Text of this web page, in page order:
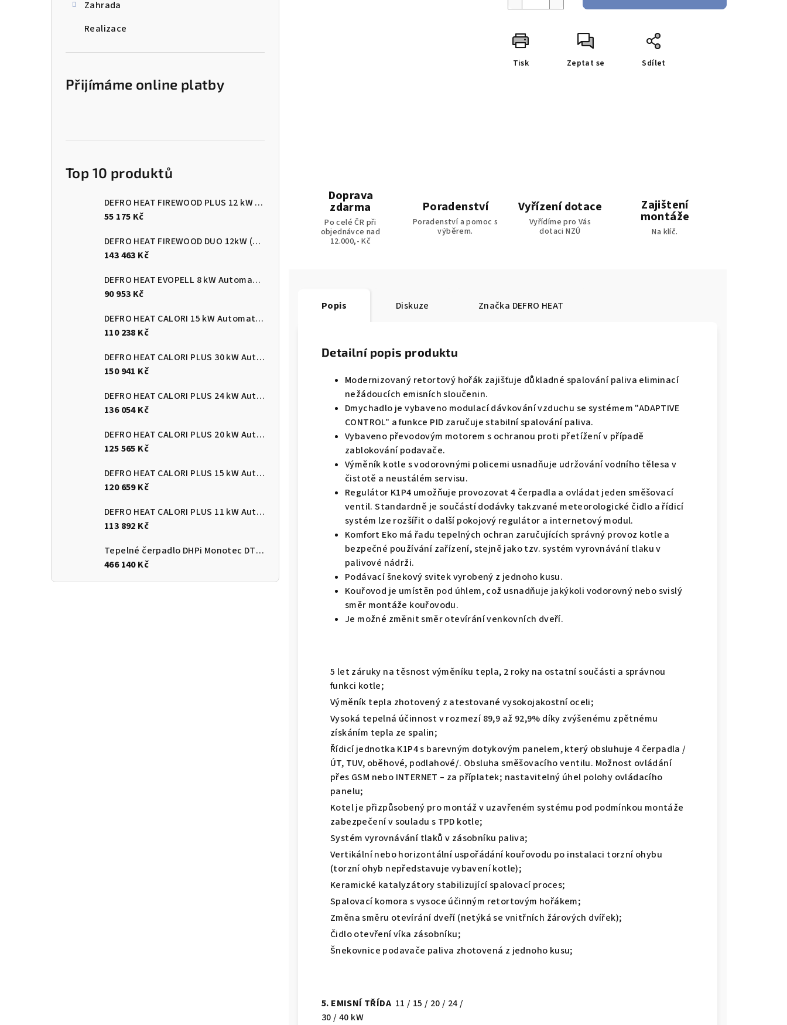
Zahrada
Realizace
Přijímáme online platby
Top 10 produktů
DEFRO HEAT FIREWOOD PLUS 12 kW Kotel na dřevo s ručním přikládáním
55 175 Kč
DEFRO HEAT FIREWOOD DUO 12kW (pelety/dřevo)
143 463 Kč
DEFRO HEAT EVOPELL 8 kW Automatický kotel na pelety
90 953 Kč
DEFRO HEAT CALORI 15 kW Automatický kotel na pelety
110 238 Kč
DEFRO HEAT CALORI PLUS 30 kW Automatický kotel na pelety
150 941 Kč
DEFRO HEAT CALORI PLUS 24 kW Automatický kotel na pelety
136 054 Kč
DEFRO HEAT CALORI PLUS 20 kW Automatický kotel na pelety
125 565 Kč
DEFRO HEAT CALORI PLUS 15 kW Automatický kotel na pelety
120 659 Kč
DEFRO HEAT CALORI PLUS 11 kW Automatický kotel na pelety
113 892 Kč
Tepelné čerpadlo DHPi Monotec DTi 200 12kW
466 140 Kč
Tisk Zeptat se Sdílet
Doprava
zdarma
Po celé ČR při
objednávce nad
12.000,- Kč
Poradenství
Poradenství a pomoc s
výběrem.
Vyřízení dotace
Vyřídíme pro Vás
dotaci NZÚ
Zajištení
montáže
Na klíč.
Popis Diskuze Značka DEFRO HEAT
Detailní popis produktu
Modernizovaný retortový hořák zajišťuje důkladné spalování paliva eliminací
nežádoucích emisních sloučenin.
Dmychadlo je vybaveno modulací dávkování vzduchu se systémem "ADAPTIVE
CONTROL" a funkce PID zaručuje stabilní spalování paliva.
Vybaveno převodovým motorem s ochranou proti přetížení v případě
zablokování podavače.
Výměník kotle s vodorovnými policemi usnadňuje udržování vodního tělesa v
čistotě a neustálém servisu.
Regulátor K1P4 umožňuje provozovat 4 čerpadla a ovládat jeden směšovací
ventil. Standardně je součástí dodávky takzvané meteorologické čidlo a řídicí
systém lze rozšířit o další pokojový regulátor a internetový modul.
Komfort Eko má řadu tepelných ochran zaručujících správný provoz kotle a
bezpečné používání zařízení, stejně jako tzv. systém vyrovnávání tlaku v
palivové nádrži.
Podávací šnekový svitek vyrobený z jednoho kusu.
Kouřovod je umístěn pod úhlem, což usnadňuje jakýkoli vodorovný nebo svislý
směr montáže kouřovodu.
Je možné změnit směr otevírání venkovních dveří.
5 let záruky na těsnost výměníku tepla, 2 roky na ostatní součásti a správnou
funkci kotle;
Výměník tepla zhotovený z atestované vysokojakostní oceli;
Vysoká tepelná účinnost v rozmezí 89,9 až 92,9% díky zvýšenému zpětnému
získáním tepla ze spalin;
Řídicí jednotka K1P4 s barevným dotykovým panelem, který obsluhuje 4 čerpadla /
ÚT, TUV, oběhové, podlahové/. Obsluha směšovacího ventilu. Možnost ovládání
přes GSM nebo INTERNET – za příplatek; nastavitelný úhel polohy ovládacího
panelu;
Kotel je přizpůsobený pro montáž v uzavřeném systému pod podmínkou montáže
zabezpečení v souladu s TPD kotle;
Systém vyrovnávání tlaků v zásobníku paliva;
Vertikální nebo horizontální uspořádání kouřovodu po instalaci torzní ohybu
(torzní ohyb nepředstavuje vybavení kotle);
Keramické katalyzátory stabilizující spalovací proces;
Spalovací komora s vysoce účinným retortovým hořákem;
Změna směru otevírání dveří (netýká se vnitřních žárových dvířek);
Čidlo otevření víka zásobníku;
Šnekovnice podavače paliva zhotovená z jednoho kusu;
5. EMISNÍ TŘÍDA 11 / 15 / 20 / 24 /
30 / 40 kW